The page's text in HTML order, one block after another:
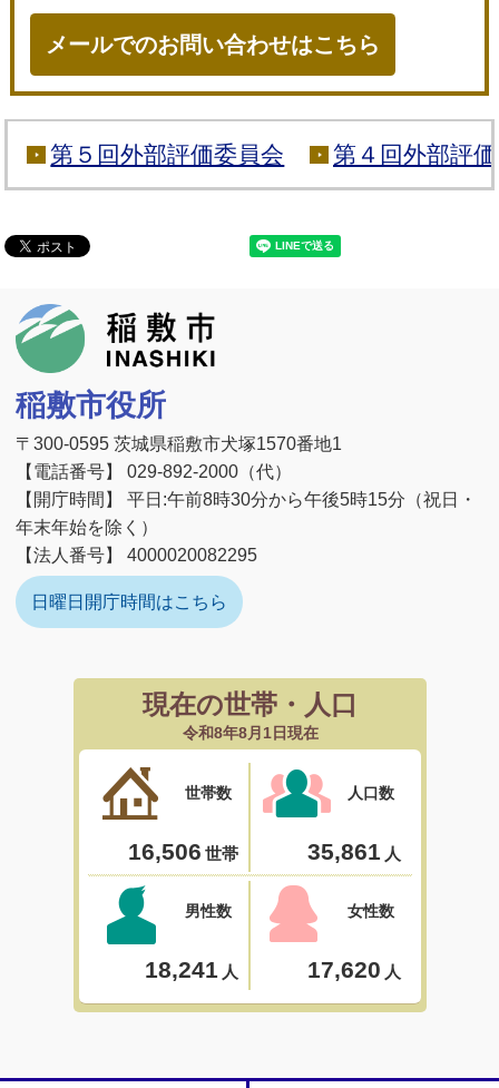
メールでのお問い合わせはこちら
第５回外部評価委員会 第４回外部評
稲敷市役所
〒300-0595 茨城県稲敷市犬塚1570番地1
【電話番号】 029-892-2000（代）
【開庁時間】 平日:午前8時30分から午後5時15分（祝日・
年末年始を除く）
【法人番号】 4000020082295
日曜日開庁時間はこちら